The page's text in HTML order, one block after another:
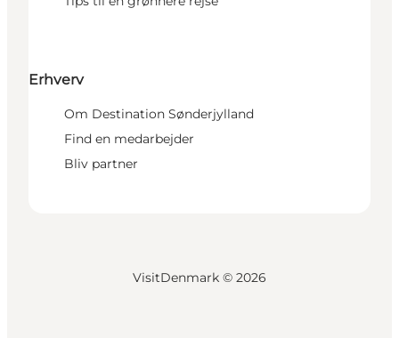
Erhverv
Om Destination Sønderjylland
Find en medarbejder
Bliv partner
VisitDenmark © 2026